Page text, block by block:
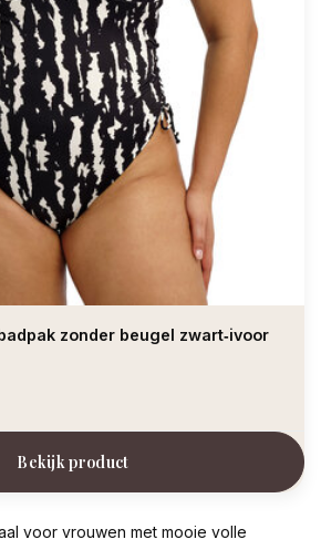
zonder beugel zwart‑ivoor
Bekijk product
voor vrouwen met mooie volle